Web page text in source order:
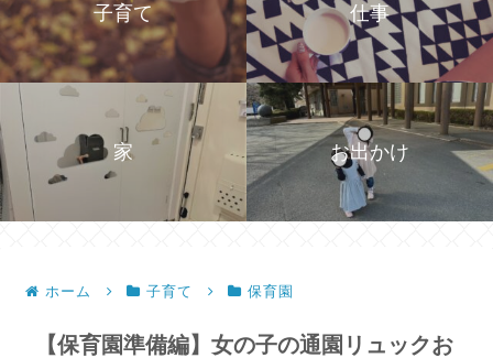
子育て 仕事
家 お出かけ
ホーム 子育て 保育園
【保育園準備編】女の子の通園リュックお